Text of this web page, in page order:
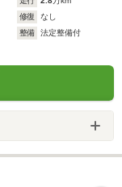
修復
なし
整備
法定整備付